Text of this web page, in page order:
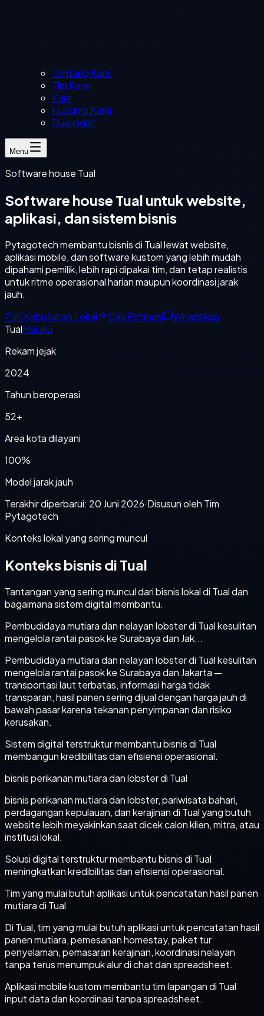
Tentang Kami
Tim Kami
Karir
Hubungi Kami
Dukungan
Menu
Software house Tual
Software house Tual untuk website,
aplikasi, dan sistem bisnis
Pytagotech membantu bisnis di Tual lewat website,
aplikasi mobile, dan software kustom yang lebih mudah
dipahami pemilik, lebih rapi dipakai tim, dan tetap realistis
untuk ritme operasional harian maupun koordinasi jarak
jauh.
Pilih Kebutuhan Lokal
Cek Estimasi
WhatsApp
TualMaluku
Rekam jejak
2024
Tahun beroperasi
52+
Area kota dilayani
100%
Model jarak jauh
Terakhir diperbarui: 20 Juni 2026·Disusun oleh Tim
Pytagotech
Konteks lokal yang sering muncul
Konteks bisnis di Tual
Tantangan yang sering muncul dari bisnis lokal di Tual dan
bagaimana sistem digital membantu.
Pembudidaya mutiara dan nelayan lobster di Tual kesulitan
mengelola rantai pasok ke Surabaya dan Jak...
Pembudidaya mutiara dan nelayan lobster di Tual kesulitan
mengelola rantai pasok ke Surabaya dan Jakarta —
transportasi laut terbatas, informasi harga tidak
transparan, hasil panen sering dijual dengan harga jauh di
bawah pasar karena tekanan penyimpanan dan risiko
kerusakan.
Sistem digital terstruktur membantu bisnis di Tual
membangun kredibilitas dan efisiensi operasional.
bisnis perikanan mutiara dan lobster di Tual
bisnis perikanan mutiara dan lobster, pariwisata bahari,
perdagangan kepulauan, dan kerajinan di Tual yang butuh
website lebih meyakinkan saat dicek calon klien, mitra, atau
institusi lokal.
Solusi digital terstruktur membantu bisnis di Tual
meningkatkan kredibilitas dan efisiensi operasional.
Tim yang mulai butuh aplikasi untuk pencatatan hasil panen
mutiara di Tual
Di Tual, tim yang mulai butuh aplikasi untuk pencatatan hasil
panen mutiara, pemesanan homestay, paket tur
penyelaman, pemasaran kerajinan, koordinasi nelayan
tanpa terus menumpuk alur di chat dan spreadsheet.
Aplikasi mobile kustom membantu tim lapangan di Tual
input data dan koordinasi tanpa spreadsheet.